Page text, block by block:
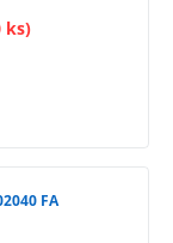
ks)
FA